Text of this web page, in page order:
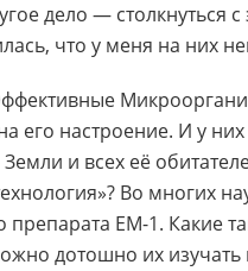
дело — столкнуться
что у меня на них
его настроение. И у
и всех её
Во многих
препарата ЕМ-1. Какие
дотошно их